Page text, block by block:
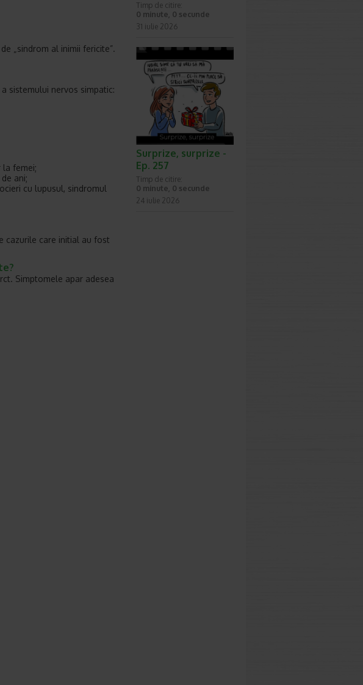
„sindrom al inimii fericite”.
sistemului nervos simpatic:
la femei;
ani;
cu lupusul, sindromul
cazurile care initial au fost
Simptomele apar adesea
Timp de citire:
0 minute, 0 secunde
31 iulie 2026
Surprize, surprize -
Ep. 257
Timp de citire:
0 minute, 0 secunde
24 iulie 2026